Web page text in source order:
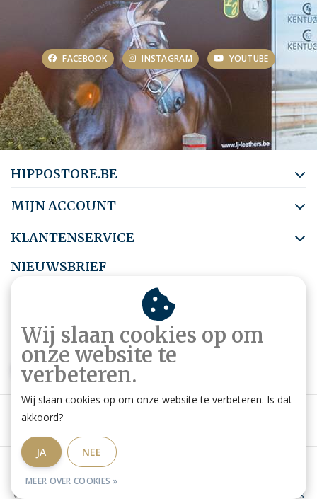
FACEBOOK INSTAGRAM YOUTUBE
HIPPOSTORE.BE
MIJN ACCOUNT
KLANTENSERVICE
NIEUWSBRIEF
Abonneer je op onze nieuwsbrief om op de hoogte te blijven.
ABONNEER
Algemene voorwaarden
© Copyright 2026 - Ruitershop HippoStore.be | Website door Omatis
Wij slaan cookies op om
onze website te
verbeteren.
Wij slaan cookies op om onze website te verbeteren. Is dat
akkoord?
JA NEE
MEER OVER COOKIES »